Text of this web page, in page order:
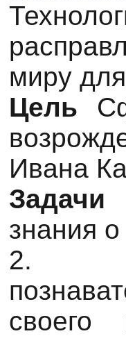
миру
Цель
Ивана
Задачи
знания
2.
своего